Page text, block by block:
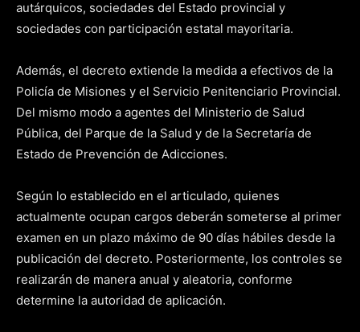
autárquicos, sociedades del Estado provincial y
sociedades con participación estatal mayoritaria.
Además, el decreto extiende la medida a efectivos de la
Policía de Misiones y el Servicio Penitenciario Provincial.
Del mismo modo a agentes del Ministerio de Salud
Pública, del Parque de la Salud y de la Secretaría de
Estado de Prevención de Adicciones.
Según lo establecido en el articulado, quienes
actualmente ocupan cargos deberán someterse al primer
examen en un plazo máximo de 90 días hábiles desde la
publicación del decreto. Posteriormente, los controles se
realizarán de manera anual y aleatoria, conforme
determine la autoridad de aplicación.